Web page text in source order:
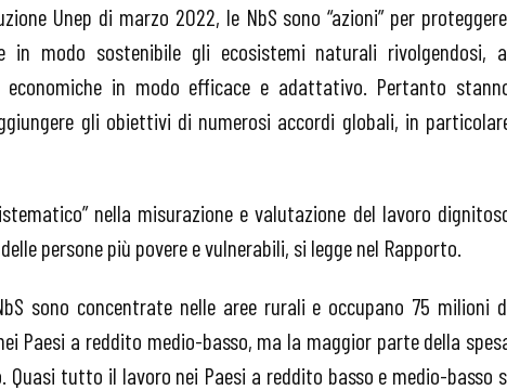
Unep di marzo 2022, le NbS sono “azioni” per
in modo sostenibile gli ecosistemi naturali rivolgendosi,
in modo efficace e adattativo. Pertanto
gli obiettivi di numerosi accordi globali, in
nella misurazione e valutazione del lavoro
persone più povere e vulnerabili, si legge nel Rapporto.
sono concentrate nelle aree rurali e occupano 75 milioni
Paesi a reddito medio-basso, ma la maggior parte della
Quasi tutto il lavoro nei Paesi a reddito basso e medio-basso